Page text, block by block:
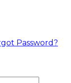
Password?